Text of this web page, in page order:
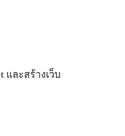
และสร้างเว็บ